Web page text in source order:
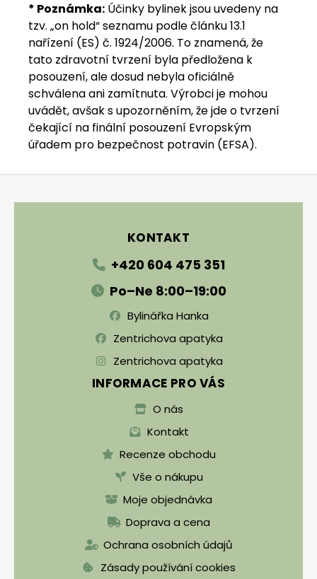
* Poznámka: Účinky bylinek jsou uvedeny na
tzv. „on hold“ seznamu podle článku 13.1
nařízení (ES) č. 1924/2006. To znamená, že
tato zdravotní tvrzení byla předložena k
posouzení, ale dosud nebyla oficiálně
schválena ani zamítnuta. Výrobci je mohou
uvádět, avšak s upozorněním, že jde o tvrzení
čekající na finální posouzení Evropským
úřadem pro bezpečnost potravin (EFSA).
KONTAKT
+420 604 475 351
Po–Ne 8:00–19:00
Bylinářka Hanka
Zentrichova apatyka
Zentrichova apatyka
INFORMACE PRO VÁS
O nás
Kontakt
Recenze obchodu
Vše o nákupu
Moje objednávka
Doprava a cena
Ochrana osobních údajů
Zásady používání cookies